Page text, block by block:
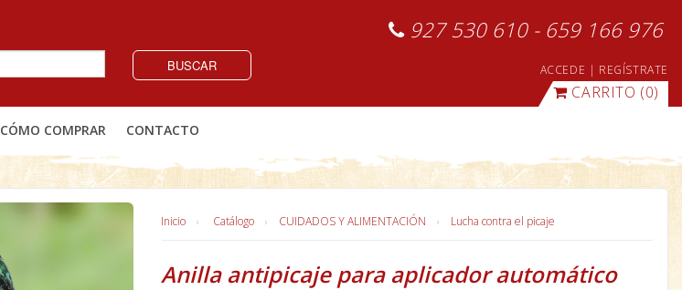
927 530 610 - 659 166 976
BUSCAR ACCEDE | REGÍSTRATE
CARRITO (0)
CÓMO COMPRAR CONTACTO
Inicio Catálogo CUIDADOS Y ALIMENTACIÓN Lucha contra el picaje
Anilla antipicaje para aplicador automático